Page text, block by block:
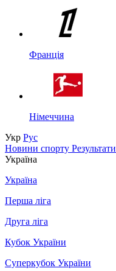
Франція
Німеччина
Укр Рус
Новини спорту Результати
Україна
Україна
Перша ліга
Друга ліга
Кубок України
Суперкубок України